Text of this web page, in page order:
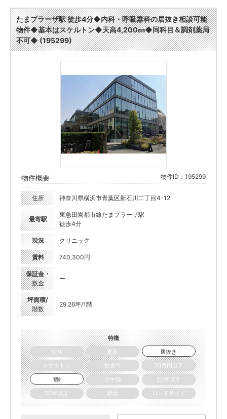
たまプラーザ駅 徒歩4分◆内科・呼吸器科の居抜き相談可能
物件◆基本はスケルトン◆天高4,200㎜◆同科目＆調剤薬局
不可◆ (195299)
物件概要 物件ID：195299
住所 神奈川県横浜市青葉区新石川二丁目4-12
最寄駅
東急田園都市線たまプラーザ駅
徒歩4分
現況 クリニック
賃料 740,300円
保証金・
敷金
ー
坪面積/
階数
29.26坪/1階
特徴
NEW
更新
居抜き
スケルトン
飲食可
30万円以下
1階
空中階
20坪以下
50坪以上
駅近 ロードサイド